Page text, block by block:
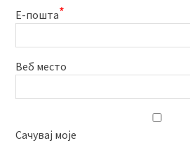
Е-пошта*
Веб место
Сачувај моје